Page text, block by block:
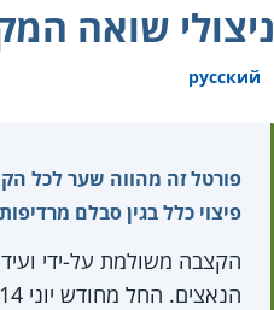
ניצולי שואה המקבלים
русский
פורטל זה מהווה שער לכל
פיצוי כלל בגין סבלם
הקצבה משולמת על-ידי
הנאצים. החל מחודש יוני 2014, זכאים מקבלי קצבה זו גם ל